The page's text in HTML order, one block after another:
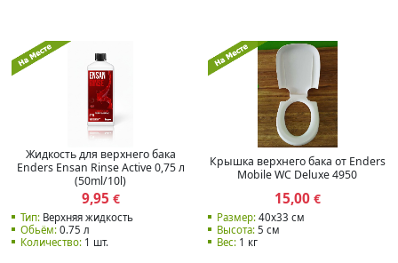
Жидкость для верхнего бака
Enders Ensan Rinse Active 0,75 л
(50ml/10l)
9,95 €
Тип:Верхняя жидкость
Обьём:0.75 л
Количество:1 шт.
Крышка верхнего бака от Enders
Mobile WC Deluxe 4950
15,00€
Размер: 40x33 см
Высота: 5 см
Вес: 1 кг